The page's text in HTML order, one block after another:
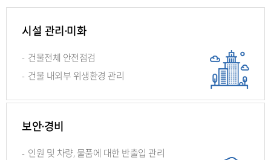
시설 관리·미화
- 건물전체 안전점검
- 건물 내외부 위생환경 관리
보안·경비
- 인원 및 차량, 물품에 대한 반출입 관리